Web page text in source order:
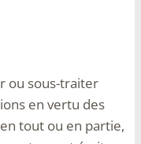
ou sous-traiter
en vertu des
tout ou en partie,